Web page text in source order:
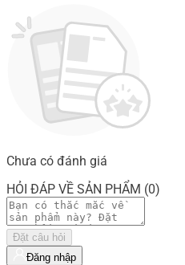
Chưa có đánh giá
HỎI ĐÁP VỀ SẢN PHẨM (0)
Đặt câu hỏi
Đăng nhập